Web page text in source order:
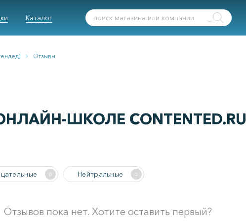
Каталог
Отзывы
ШКОЛЕ CONTENTED.RU
0 Нейтральные 0
Отзывов пока нет. Хотите оставить первый?